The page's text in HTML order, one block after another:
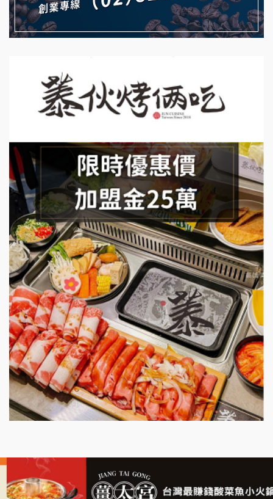
拾鑶火鍋加盟說明會
藍象廷泰式火鍋加盟說明會
上宇林加盟說明會
莫尼早餐Morni加盟說明會
手作功夫茶加盟說明會
SHARE TEA歇腳亭加盟說明會
潮味決-湯滷專門店加盟說明會
鬍子茶加盟說明會
鮮茶道加盟說明會
微風亭鐵板燒加盟說明會
漫步藍咖啡加盟說明會
明石章魚燒加盟說明會
出櫃加盟說明會
千香漢堡加盟說明會
拉亞漢堡加盟說明會